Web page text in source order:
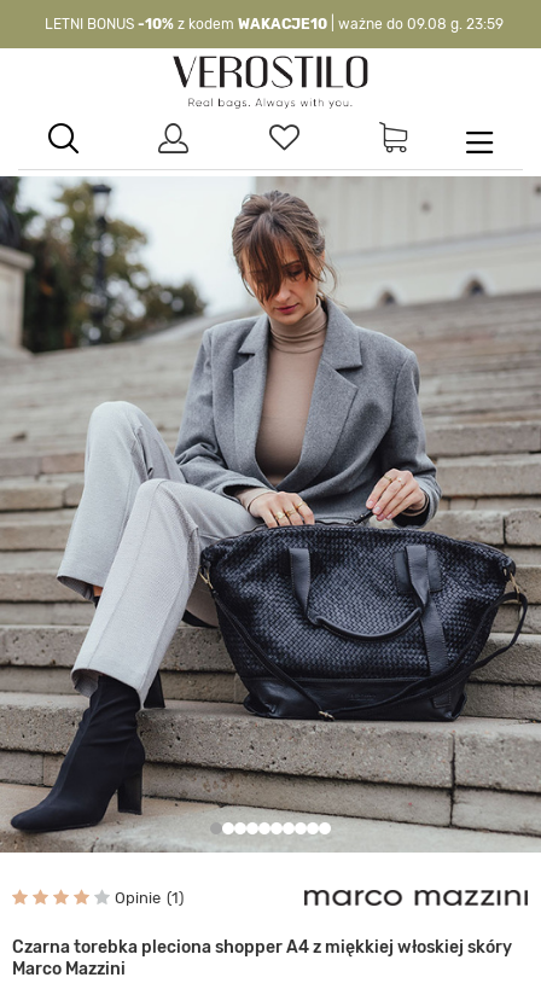
LETNI BONUS -10% z kodem WAKACJE10 | ważne do 09.08 g. 23:59
WAKACJE10| nie dotyczy produktów z flagą OKAZJA >
Opinie 1
Czarna torebka pleciona shopper A4 z miękkiej włoskiej skóry
Marco Mazzini